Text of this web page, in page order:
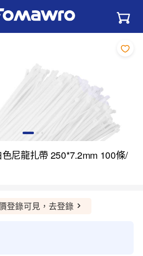
尼龍扎帶 250*7.2mm 100條/
登錄可見，去登錄